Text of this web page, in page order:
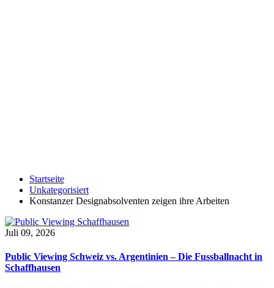
Startseite
Unkategorisiert
Konstanzer Designabsolventen zeigen ihre Arbeiten
Juli 09, 2026
Public Viewing Schweiz vs. Argentinien – Die Fussballnacht in
Schaffhausen